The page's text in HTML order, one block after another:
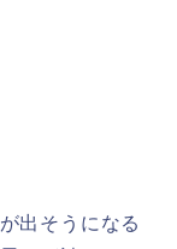
出そうになる